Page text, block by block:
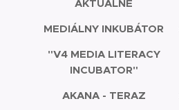
AKTUÁLNE
MEDIÁLNY INKUBÁTOR
"V4 MEDIA LITERACY
INCUBATOR"
AKANA - TERAZ